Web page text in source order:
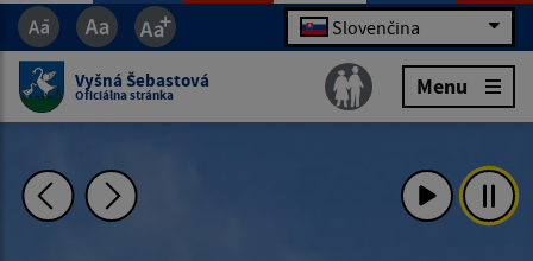
Slovenčina
Vyšná Šebastová
Oficiálna stránka Menu